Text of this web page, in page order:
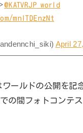
@KATVRJP_world
mnITDEnzNt
April
ワールドの公開を
の間フォトコンテ